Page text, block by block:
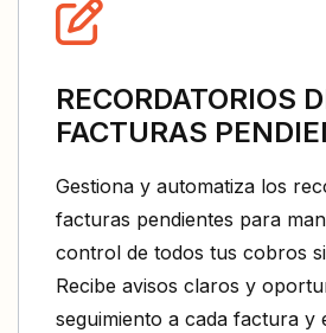
RECORDATORIOS
FACTURAS
Gestiona y automatiza los
facturas pendientes para
control de todos tus cobros
Recibe avisos claros y
seguimiento a cada factura y